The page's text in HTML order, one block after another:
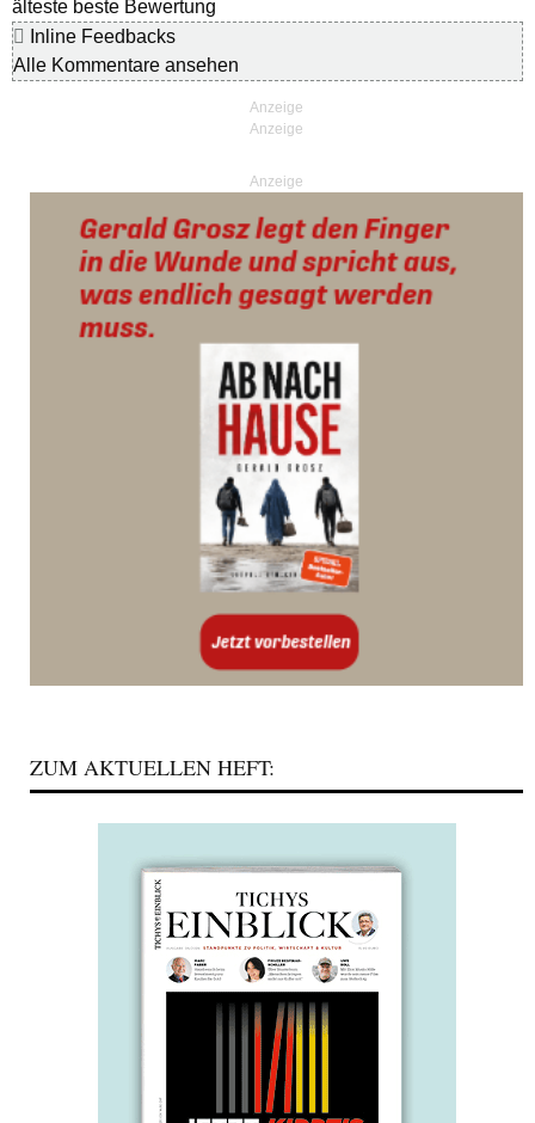
älteste beste Bewertung
Inline Feedbacks
Alle Kommentare ansehen
Anzeige
ZUM AKTUELLEN HEFT: